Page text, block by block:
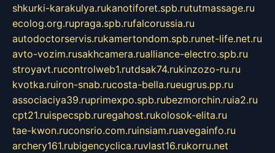
shkurki-karakulya.rukanotiforet.spb.rututmassage.ru
ecolog.org.rupraga.spb.rufalcorussia.ru
autodoctorservis.rukamertondom.spb.runet-life.net.ru
avto-vozim.rusakhcamera.rualliance-electro.spb.ru
stroyavt.rucontrolweb1.rutdsak74.rukinzozo-ru.ru
kvotka.ruiron-snab.rucosta-bella.rueugrus.pp.ru
associaciya39.ruprimexpo.spb.rubezmorchin.ruia2.ru
cpt21.ruispecspb.ruregahost.rukolosok-elita.ru
tae-kwon.ruconsrio.com.ruinsiam.ruavegainfo.ru
archery161.rubigencyclica.ruvlast16.rukorru.net